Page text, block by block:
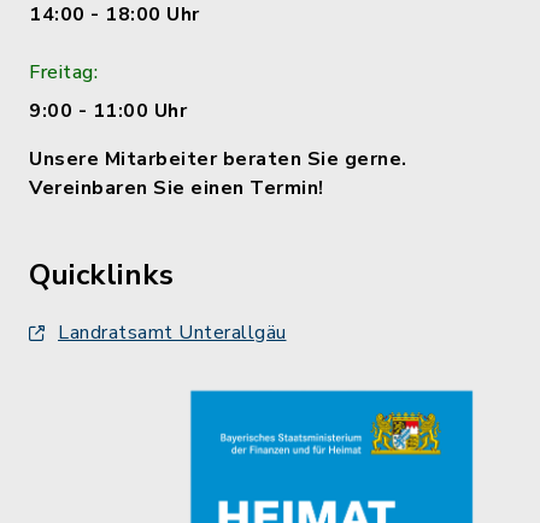
14:00 - 18:00 Uhr
Freitag:
9:00 - 11:00 Uhr
Unsere Mitarbeiter beraten Sie gerne.
Vereinbaren Sie einen Termin!
Quicklinks
Landratsamt Unterallgäu